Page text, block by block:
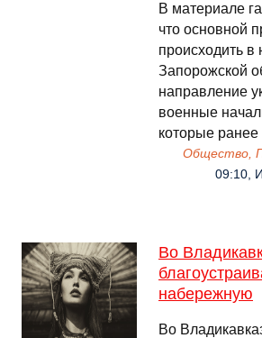
В материале
что основной
происходить в
Запорожской
направление
военные
которые
Общество,
09:10,
Во
набережную
Во